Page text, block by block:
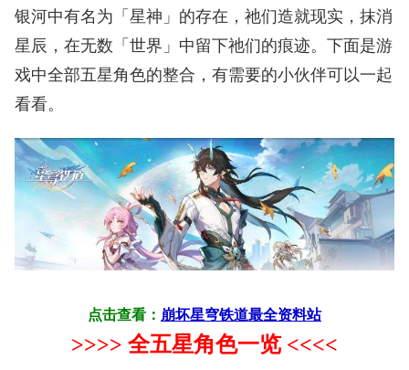
银河中有名为「星神」的存在，祂们造就现实，抹消
星辰，在无数「世界」中留下祂们的痕迹。下面是游
戏中全部五星角色的整合，有需要的小伙伴可以一起
看看。
点击查看： 崩坏星穹铁道最全资料站
>>>> 全五星角色一览 <<<<